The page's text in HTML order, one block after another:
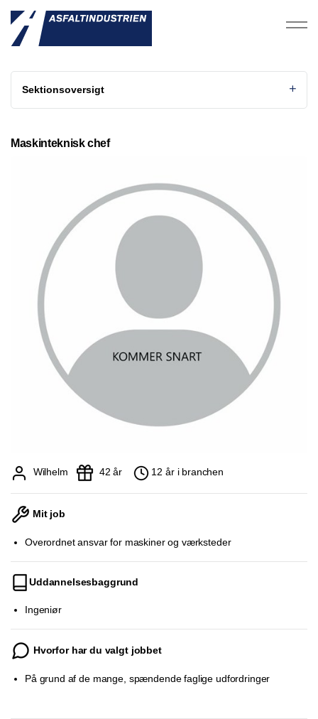
Sektionsoversigt
Maskinteknisk chef
Wilhelm 42 år 12 år i branchen
Mit job
Overordnet ansvar for maskiner og værksteder
Uddannelsesbaggrund
Ingeniør
Hvorfor har du valgt jobbet
På grund af de mange, spændende faglige udfordringer